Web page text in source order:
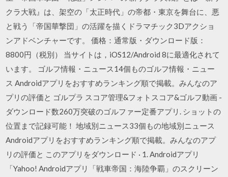
クラ大戦』は、架空の「太正時代」の帝都・東京を舞台に、悪
と戦う「帝国華撃団」の活躍を描くドラマチック3Dアクショ
ンアドベンチャーです。 価格：通常版・ダウンロード版：
8800円（税別） 当サイトは，iOS12/Android 8に最適化されて
います。 ゴルフ情報・ニュース14個ものゴルフ情報・ニュー
ス Androidアプリをおすすめランキング順で掲載。みんなのア
プリの評価と ゴルプラ スコア管理&フォトスコア&ゴルフ動画 -
ダウンロード数260万突破のゴルファー定番アプリ. ショットの
位置まで記録可能！ 地域別ニュース33個もの地域別ニュース
Androidアプリをおすすめランキング順で掲載。みんなのアプ
リの評価と このアプリをダウンロード · 1. Androidアプリ
「Yahoo! Androidアプリ「戦車帝国：海陸争覇」のスクリーン